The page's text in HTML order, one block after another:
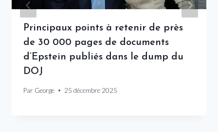
Principaux points à retenir de près
de 30 000 pages de documents
d’Epstein publiés dans le dump du
DOJ
Par George 25 décembre 2025